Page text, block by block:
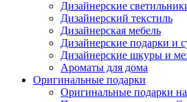
Дизайнерские
Дизайнерский текстиль
Дизайнерская мебель
Дизайнерские подарки и
Дизайнерские шкуры и
Ароматы для дома
Оригинальные подарки
Оригинальные подарки